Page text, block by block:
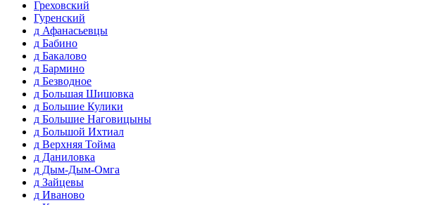
Греховский
Гуренский
д Афанасьевцы
д Бабино
д Бакалово
д Бармино
д Безводное
д Большая Шишовка
д Большие Кулики
д Большие Наговицыны
д Большой Ихтиал
д Верхняя Тойма
д Даниловка
д Дым-Дым-Омга
д Зайцевы
д Иваново